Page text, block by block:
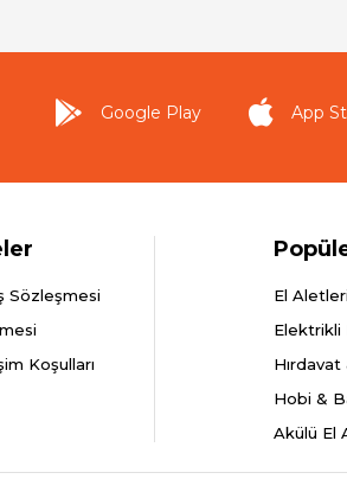
Google Play App
Sözleşmesi
Koşulları
El Aletleri
Elektrikli
Hobi &
Akülü El